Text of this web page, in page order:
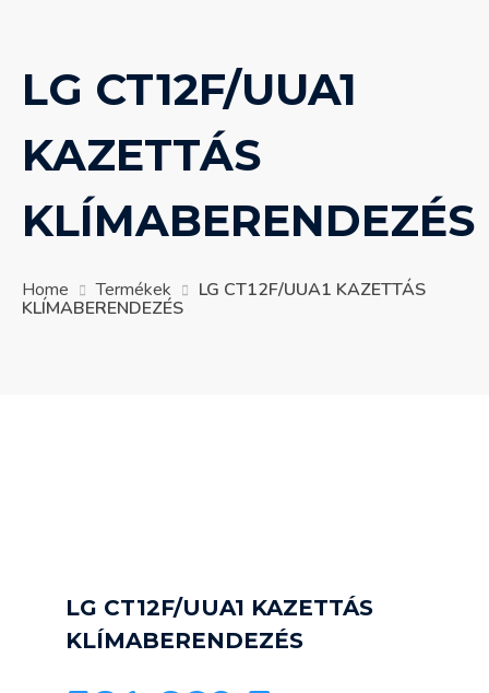
LG CT12F/UUA1
KAZETTÁS
KLÍMABERENDEZÉS
Home Termékek LG CT12F/UUA1 KAZETTÁS
KLÍMABERENDEZÉS
LG CT12F/UUA1 KAZETTÁS
KLÍMABERENDEZÉS